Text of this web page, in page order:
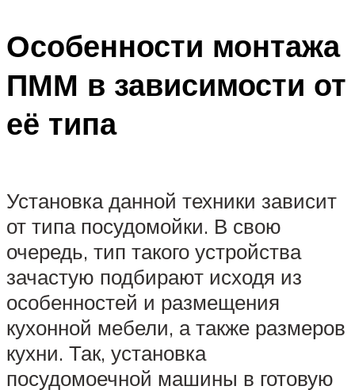
Особенности монтажа
ПММ в зависимости от
её типа
Установка данной техники зависит
от типа посудомойки. В свою
очередь, тип такого устройства
зачастую подбирают исходя из
особенностей и размещения
кухонной мебели, а также размеров
кухни. Так, установка
посудомоечной машины в готовую